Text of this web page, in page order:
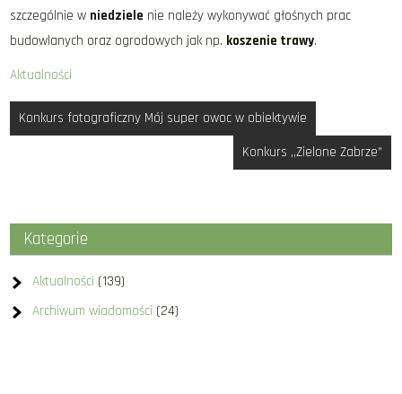
szczególnie w niedziele nie należy wykonywać głośnych prac
budowlanych oraz ogrodowych jak np. koszenie trawy.
Aktualności
Nawigacja
wpisu
Konkurs fotograficzny Mój super owoc w obiektywie
Konkurs ,,Zielone Zabrze”
Kategorie
Aktualności (139)
Archiwum wiadomości (24)